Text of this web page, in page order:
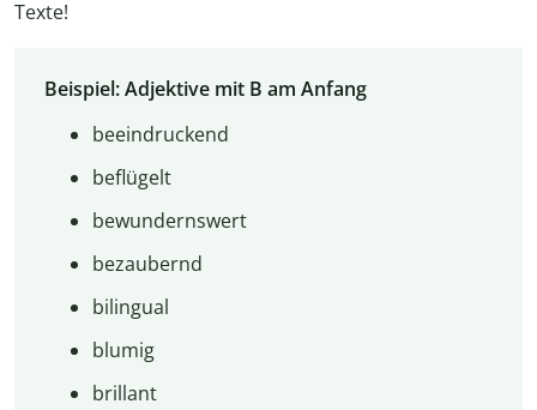
Texte!
Beispiel: Adjektive mit B am Anfang
beeindruckend
beflügelt
bewundernswert
bezaubernd
bilingual
blumig
brillant